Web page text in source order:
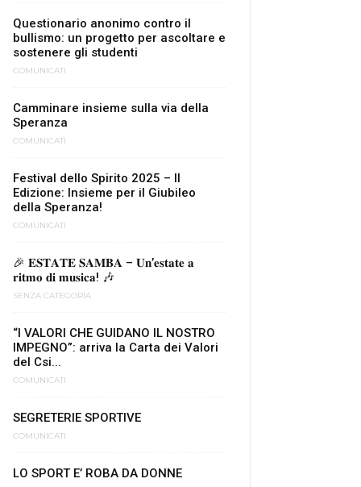
Questionario anonimo contro il
bullismo: un progetto per ascoltare e
sostenere gli studenti
COMUNICATI
Camminare insieme sulla via della
Speranza
COMUNICATI
Festival dello Spirito 2025 – II
Edizione: Insieme per il Giubileo
della Speranza!
COMUNICATI
🎉 𝐄𝐒𝐓𝐀𝐓𝐄 𝐒𝐀𝐌𝐁𝐀 – 𝐔𝐧’𝐞𝐬𝐭𝐚𝐭𝐞 𝐚
𝐫𝐢𝐭𝐦𝐨 𝐝𝐢 𝐦𝐮𝐬𝐢𝐜𝐚! 🎶
SENZA CATEGORIA
“I VALORI CHE GUIDANO IL NOSTRO
IMPEGNO”: arriva la Carta dei Valori
del Csi...
COMUNICATI
SEGRETERIE SPORTIVE
COMUNICATI
LO SPORT E’ ROBA DA DONNE